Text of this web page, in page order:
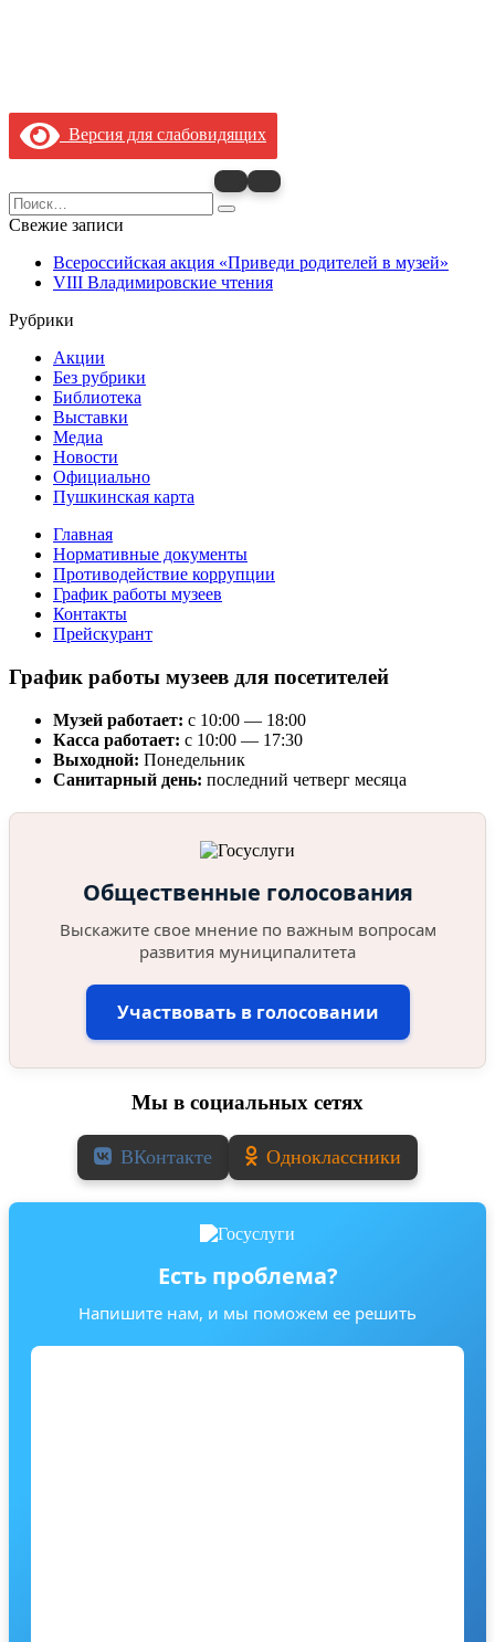
Версия для слабовидящих
Search
for:
Свежие записи
Всероссийская акция «Приведи родителей в музей»
VIII Владимировские чтения
Рубрики
Акции
Без рубрики
Библиотека
Выставки
Медиа
Новости
Официально
Пушкинская карта
Главная
Нормативные документы
Противодействие коррупции
График работы музеев
Контакты
Прейскурант
График работы музеев для посетителей
Музей работает: с 10:00 — 18:00
Касса работает: с 10:00 — 17:30
Выходной: Понедельник
Санитарный день: последний четверг месяца
Общественные голосования
Выскажите свое мнение по важным вопросам
развития муниципалитета
Участвовать в голосовании
Мы в социальных сетях
ВКонтакте Одноклассники
Есть проблема?
Напишите нам, и мы поможем ее решить